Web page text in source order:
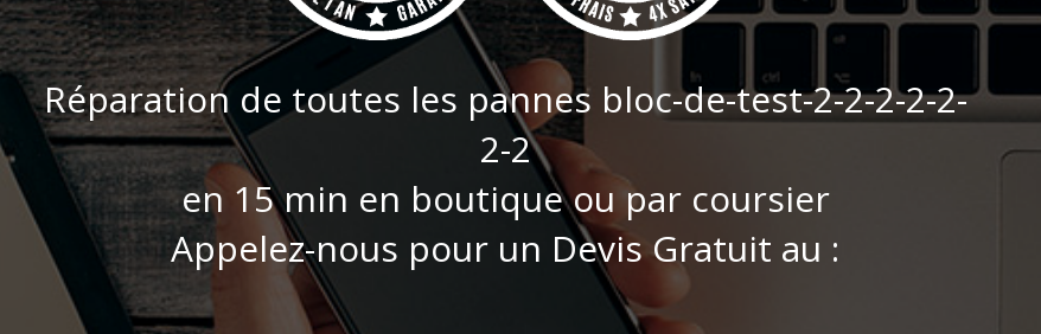
Réparation de toutes les pannes bloc-de-test-2-2-2-2-2-
2-2
en 15 min en boutique ou par coursier
Appelez-nous pour un Devis Gratuit au :